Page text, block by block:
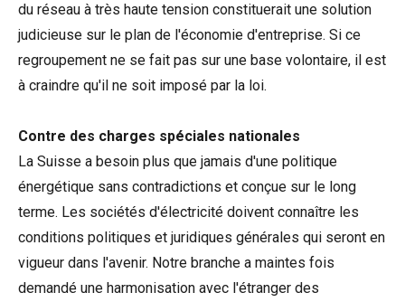
du réseau à très haute tension constituerait une solution
judicieuse sur le plan de l'économie d'entreprise. Si ce
regroupement ne se fait pas sur une base volontaire, il est
à craindre qu'il ne soit imposé par la loi.
Contre des charges spéciales nationales
La Suisse a besoin plus que jamais d'une politique
énergétique sans contradictions et conçue sur le long
terme. Les sociétés d'électricité doivent connaître les
conditions politiques et juridiques générales qui seront en
vigueur dans l'avenir. Notre branche a maintes fois
demandé une harmonisation avec l'étranger des